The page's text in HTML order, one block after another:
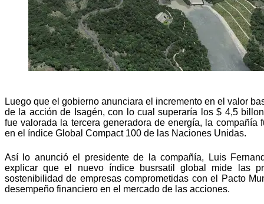
Luego que el gobierno anunciara el incremento en el valor
de la acción de Isagén, con lo cual superaría los $ 4,5
fue valorada la tercera generadora de energía, la compañía
en el índice Global Compact 100 de las Naciones Unidas.
Así lo anunció el presidente de la compañía, Luis
explicar que el nuevo índice busrsatil global mide las
sostenibilidad de empresas comprometidas con el Pacto
desempeño financiero en el mercado de las acciones.